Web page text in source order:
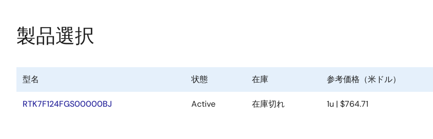
製品選択
型名 状態 在庫 参考価格（米ドル）
RTK7F124FGS00000BJ Active 在庫切れ 1u | $764.71